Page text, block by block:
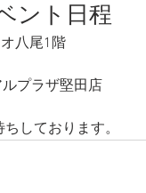
ント日程
八尾1階
プラザ堅田店
しております。